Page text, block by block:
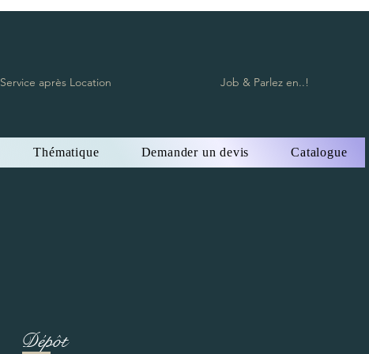
Thématique Demander un devis Catalogue
Dépôt
Service après Location Job & Parlez en..!